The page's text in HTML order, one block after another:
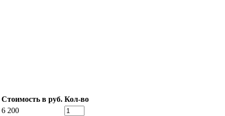
Стоимость в руб. Кол-во
6 200